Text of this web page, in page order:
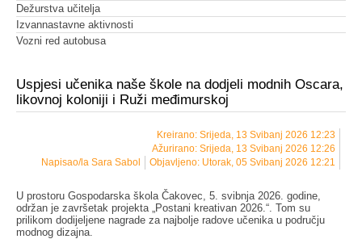
Dežurstva učitelja
Izvannastavne aktivnosti
Vozni red autobusa
Uspjesi učenika naše škole na dodjeli modnih Oscara,
likovnoj koloniji i Ruži međimurskoj
Kreirano: Srijeda, 13 Svibanj 2026 12:23
Ažurirano: Srijeda, 13 Svibanj 2026 12:26
Objavljeno: Utorak, 05 Svibanj 2026 12:21
Napisao/la Sara Sabol
U prostoru Gospodarska škola Čakovec, 5. svibnja 2026. godine,
održan je završetak projekta „Postani kreativan 2026.“. Tom su
prilikom dodijeljene nagrade za najbolje radove učenika u području
modnog dizajna.